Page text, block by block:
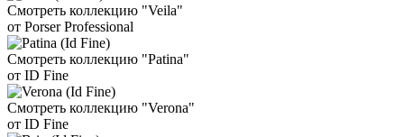
Смотреть коллекцию "Veila"
от Porser Professional
Смотреть коллекцию "Patina"
от ID Fine
Смотреть коллекцию "Verona"
от ID Fine